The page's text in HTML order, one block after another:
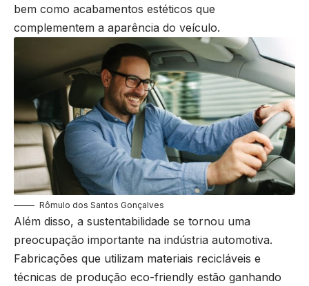
bem como acabamentos estéticos que
complementem a aparência do veículo.
Rômulo dos Santos Gonçalves
Além disso, a sustentabilidade se tornou uma
preocupação importante na indústria automotiva.
Fabricações que utilizam materiais recicláveis e
técnicas de produção eco-friendly estão ganhando